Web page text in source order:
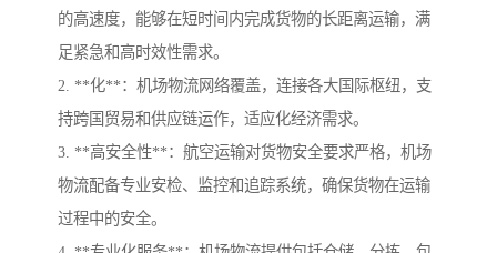
的高速度，能够在短时间内完成货物的长距离运输，满
足紧急和高时效性需求。
2. **化**：机场物流网络覆盖，连接各大国际枢纽，支
持跨国贸易和供应链运作，适应化经济需求。
3. **高安全性**：航空运输对货物安全要求严格，机场
物流配备专业安检、监控和追踪系统，确保货物在运输
过程中的安全。